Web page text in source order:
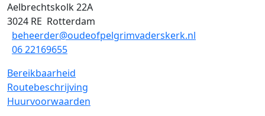
Aelbrechtskolk 22A
3024 RE Rotterdam
beheerder@oudeofpelgrimvaderskerk.nl
06 22169655
Bereikbaarheid
Routebeschrijving
Huurvoorwaarden